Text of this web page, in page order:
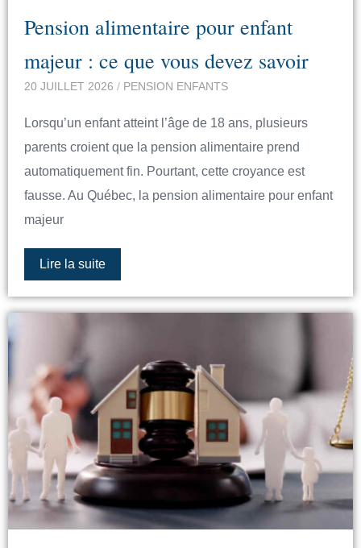
Pension alimentaire pour enfant
majeur : ce que vous devez savoir
20 JUILLET 2026 / PENSION ENFANTS
Lorsqu’un enfant atteint l’âge de 18 ans, plusieurs
parents croient que la pension alimentaire prend
automatiquement fin. Pourtant, cette croyance est
fausse. Au Québec, la pension alimentaire pour enfant
majeur
Lire la suite